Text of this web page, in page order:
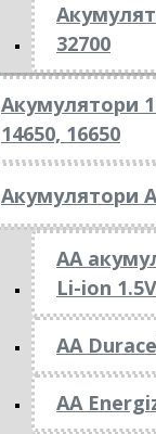
32700
Акумулятори
14650, 16650
Акумулятори
AA
Li-ion 1.5V
AA
AA